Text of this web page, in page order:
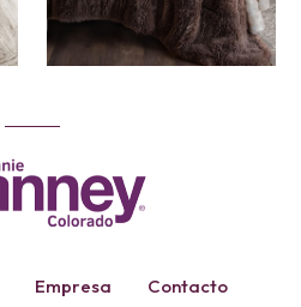
Empresa Contacto